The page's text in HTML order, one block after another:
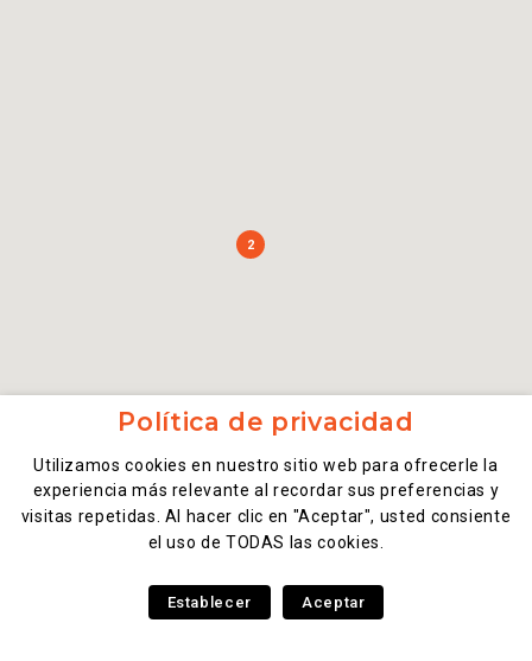
2
Política de privacidad
Utilizamos cookies en nuestro sitio web para ofrecerle la
experiencia más relevante al recordar sus preferencias y
visitas repetidas. Al hacer clic en "Aceptar", usted consiente
el uso de TODAS las cookies.
Establecer Aceptar